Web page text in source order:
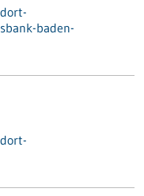
baden-